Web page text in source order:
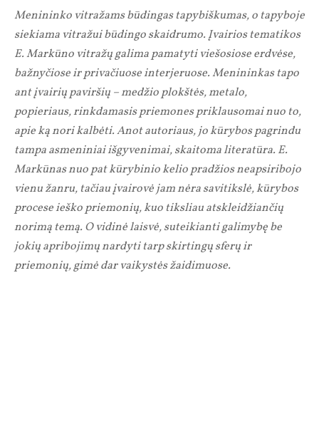
Menininko vitražams būdingas tapybiškumas, o tapyboje
siekiama vitražui būdingo skaidrumo. Įvairios tematikos
E. Markūno vitražų galima pamatyti viešosiose erdvėse,
bažnyčiose ir privačiuose interjeruose. Menininkas tapo
ant įvairių paviršių – medžio plokštės, metalo,
popieriaus, rinkdamasis priemones priklausomai nuo to,
apie ką nori kalbėti. Anot autoriaus, jo kūrybos pagrindu
tampa asmeniniai išgyvenimai, skaitoma literatūra. E.
Markūnas nuo pat kūrybinio kelio pradžios neapsiribojo
vienu žanru, tačiau įvairovė jam nėra savitikslė, kūrybos
procese ieško priemonių, kuo tiksliau atskleidžiančių
norimą temą. O vidinė laisvė, suteikianti galimybę be
jokių apribojimų nardyti tarp skirtingų sferų ir
priemonių, gimė dar vaikystės žaidimuose.